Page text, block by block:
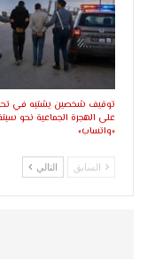
توقيف شخصين يشتبه في
على الهجرة الجماعية نحو
«واتساب»
السابق التالي